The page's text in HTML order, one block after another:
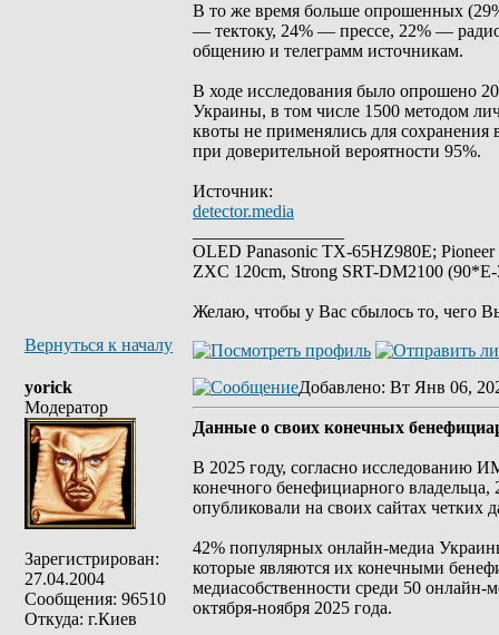
В то же время больше опрошенных
— тектоку, 24% — прессе, 22% —
общению и телеграмм источникам.
В ходе исследования было опрошено
Украины, в том числе 1500 методом
квоты не применялись для
при доверительной вероятности 95%.
Источник:
detector.media
OLED Panasonic TX-65HZ980E;
ZXC 120cm, Strong SRT-DM2100
Желаю, чтобы у Вас сбылось то, чего
Вернуться к началу
yorick
Модератор
Зарегистрирован:
27.04.2004
Сообщения: 96510
Откуда: г.Киев
Добавлено: Вт Янв 06,
Данные о своих конечных
В 2025 году, согласно исследованию
конечного бенефициарного
опубликовали на своих сайтах четких
42% популярных онлайн-медиа
которые являются их конечными
медиасобственности среди 50
октября-ноября 2025 года.